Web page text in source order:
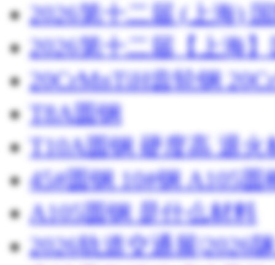
2026第十二届 (上海)
2026第十二届【上海
20CrMnTiH齿轮钢
T8A圆钢
T10A圆钢 硬度高 退火
45#圆钢 10#钢 A105圆
A105圆钢 是什么材料
2026轨道交通展|2026